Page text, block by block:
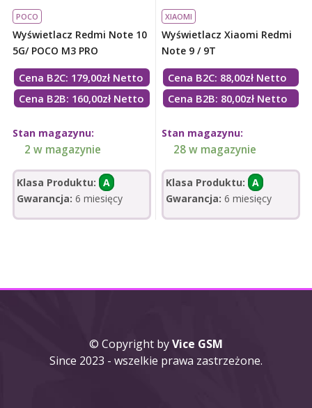
POCO
Wyświetlacz Redmi Note 10
5G/ POCO M3 PRO
Cena B2C: 179,00zł Netto
Cena B2B: 160,00zł Netto
Stan magazynu:
2 w magazynie
Klasa Produktu: A
Gwarancja: 6 miesięcy
XIAOMI
Wyświetlacz Xiaomi Redmi
Note 9 / 9T
Cena B2C: 88,00zł Netto
Cena B2B: 80,00zł Netto
Stan magazynu:
28 w magazynie
Klasa Produktu: A
Gwarancja: 6 miesięcy
© Copyright byVice GSM
Since 2023 - wszelkie prawa zastrzeżone.